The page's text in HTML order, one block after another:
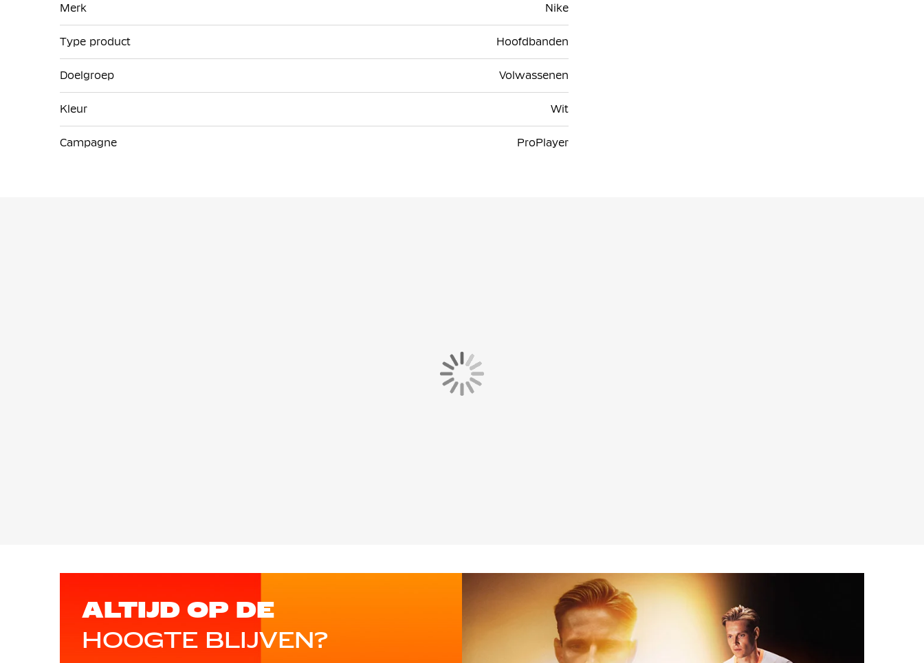
informatie
Merk Nike
Type product Hoofdbanden
Doelgroep Volwassenen
Kleur Wit
Campagne ProPlayer
ALTIJD OP DE
HOOGTE BLIJVEN?